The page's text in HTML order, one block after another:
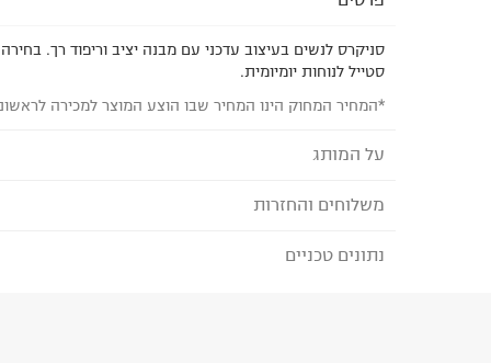
סניקרס לנשים בעיצוב עדכני עם מבנה יציב וריפוד רך.
סטייל לנוחות יומיומית.
*המחיר המחוק הינו המחיר שבו הוצע המוצר למכירה
על המותג
ADIDAS
משלוחים והחזרות
לבחירת בשיטת המשלוח המתאימה לכם,
נתונים טכניים